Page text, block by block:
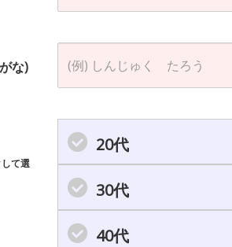
な)
て選
20代
30代
40代